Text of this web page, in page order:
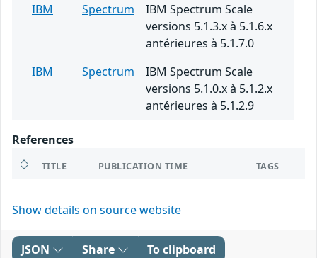
IBM Spectrum
IBM Spectrum Scale
versions 5.1.3.x à 5.1.6.x
antérieures à 5.1.7.0
IBM
Spectrum
IBM Spectrum Scale
versions 5.1.0.x à 5.1.2.x
antérieures à 5.1.2.9
References
TITLE PUBLICATION TIME TAGS
Show details on source website
JSON Share To clipboard